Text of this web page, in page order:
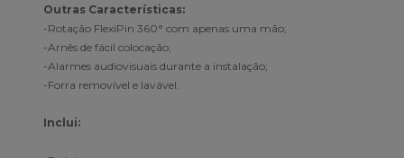
Outras Características:
-Rotação FlexiPin 360° com apenas uma mão;
-Arnês de fácil colocação;
-Alarmes audiovisuais durante a instalação;
-Forra removível e lavável.
Inclui: